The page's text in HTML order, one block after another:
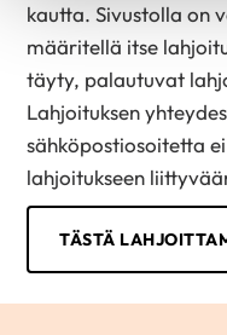
kautta. Sivustolla on
määritellä itse
täyty, palautuvat
Lahjoituksen
sähköpostiosoitetta
lahjoitukseen
TÄSTÄ